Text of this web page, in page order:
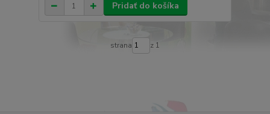
Pridať do košíka
strana z 1